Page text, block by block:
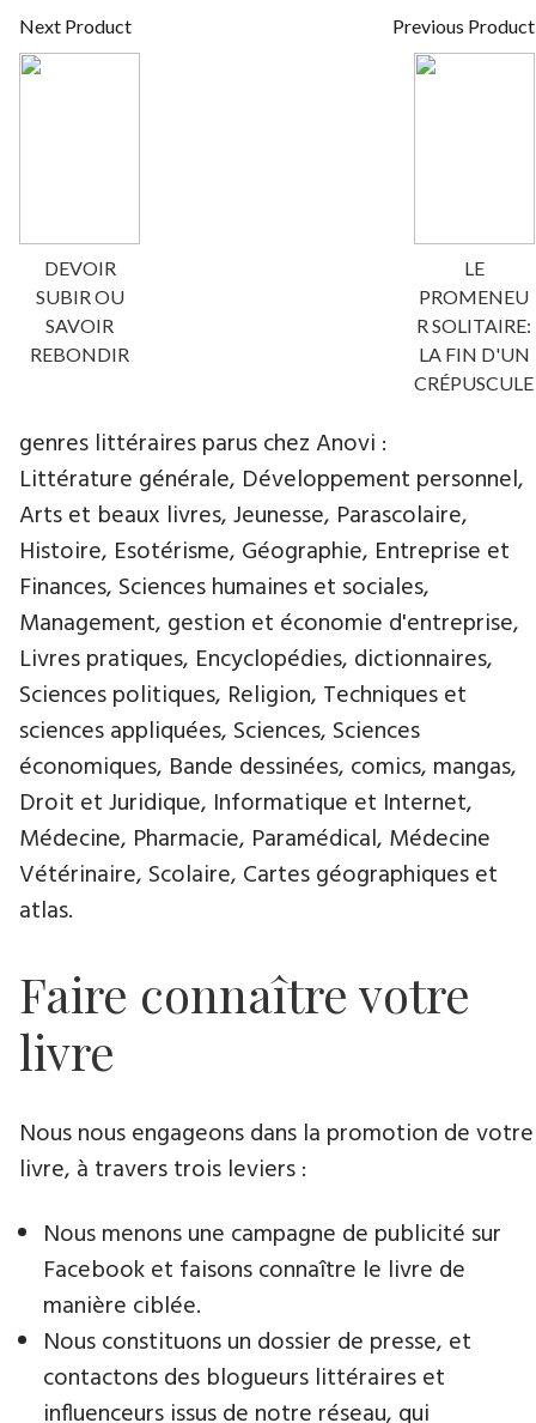
Next Product
DEVOIR
SUBIR OU
SAVOIR
REBONDIR
Previous Product
LE
PROMENEU
R SOLITAIRE:
LA FIN D'UN
CRÉPUSCULE
genres littéraires parus chez Anovi :
Littérature générale, Développement personnel,
Arts et beaux livres, Jeunesse, Parascolaire,
Histoire, Esotérisme, Géographie, Entreprise et
Finances, Sciences humaines et sociales,
Management, gestion et économie d'entreprise,
Livres pratiques, Encyclopédies, dictionnaires,
Sciences politiques, Religion, Techniques et
sciences appliquées, Sciences, Sciences
économiques, Bande dessinées, comics, mangas,
Droit et Juridique, Informatique et Internet,
Médecine, Pharmacie, Paramédical, Médecine
Vétérinaire, Scolaire, Cartes géographiques et
atlas.
Faire connaître votre
livre
Nous nous engageons dans la promotion de votre
livre​, à travers trois leviers :
Nous menons une campagne de publicité sur
Facebook et faisons connaître le livre de
manière ciblée.
Nous constituons un dossier de presse, et
contactons des blogueurs littéraires et
influenceurs issus de notre réseau, qui